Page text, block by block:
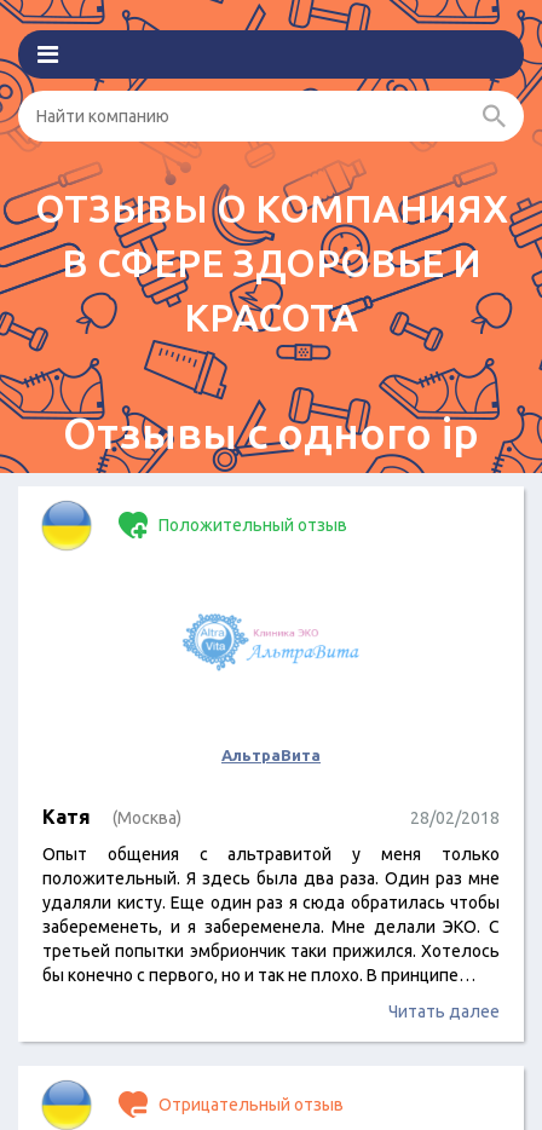
ОТЗЫВЫ О КОМПАНИЯХ
В СФЕРЕ ЗДОРОВЬЕ И
КРАСОТА
Отзывы с одного ip
Положительный отзыв
АльтраВита
Катя (Москва)
28/02/2018
Опыт общения с альтравитой у меня только
положительный. Я здесь была два раза. Один раз мне
удаляли кисту. Еще один раз я сюда обратилась чтобы
забеременеть, и я забеременела. Мне делали ЭКО. С
третьей попытки эмбриончик таки прижился. Хотелось
бы конечно с первого, но и так не плохо. В принципе…
Читать далее
Отрицательный отзыв